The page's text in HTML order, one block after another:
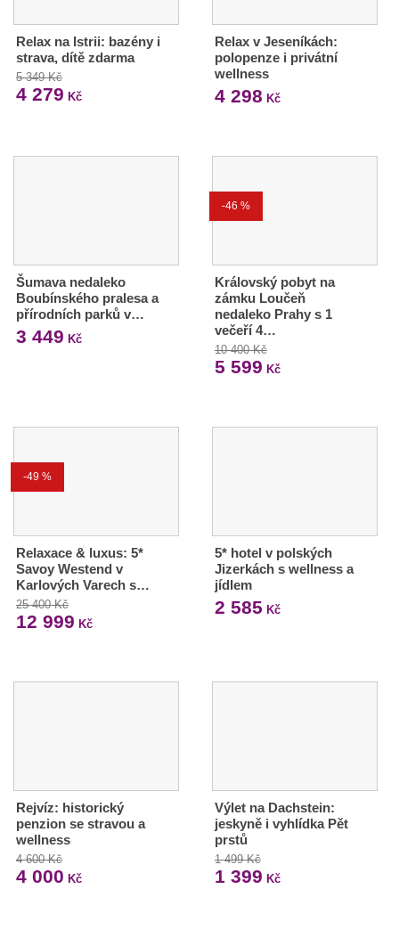
Relax na Istrii: bazény i
strava, dítě zdarma
5 349 Kč
4 279 Kč
Relax v Jeseníkách:
polopenze i privátní
wellness
4 298 Kč
Šumava nedaleko
Boubínského pralesa a
přírodních parků v…
3 449 Kč
-46 %
Královský pobyt na
zámku Loučeň
nedaleko Prahy s 1
večeří 4…
10 400 Kč
5 599 Kč
-49 %
Relaxace & luxus: 5*
Savoy Westend v
Karlových Varech s…
25 400 Kč
12 999 Kč
5* hotel v polských
Jizerkách s wellness a
jídlem
2 585 Kč
Rejvíz: historický
penzion se stravou a
wellness
4 600 Kč
4 000 Kč
Výlet na Dachstein:
jeskyně i vyhlídka Pět
prstů
1 499 Kč
1 399 Kč